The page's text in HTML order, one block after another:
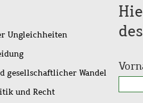
Ungleichheiten
gesellschaftlicher Wandel
und Recht